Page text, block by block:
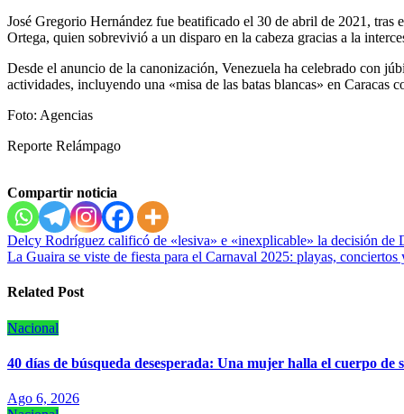
José Gregorio Hernández fue beatificado el 30 de abril de 2021,
Ortega, quien sobrevivió a un disparo en la cabeza gracias a la
Desde el anuncio de la canonización, Venezuela ha celebrado con
actividades, incluyendo una «misa de las batas blancas» en Caracas
Foto: Agencias
Reporte Relámpago
Compartir noticia
Navegación
de
entradas
Delcy Rodríguez calificó de «lesiva» e «inexplicable» la decisión de
La Guaira se viste de fiesta para el Carnaval 2025: playas, conciertos
Related Post
Nacional
40 días de búsqueda desesperada: Una mujer halla el cuerpo de
Ago 6, 2026